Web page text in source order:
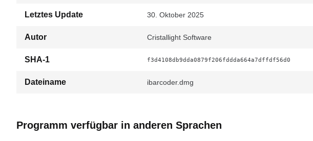
Letztes Update 30. Oktober 2025
Autor Cristallight Software
SHA-1 f3d4108db9dda0879f206fddda664a7dffdf56d0
Dateiname ibarcoder.dmg
Programm verfügbar in anderen Sprachen